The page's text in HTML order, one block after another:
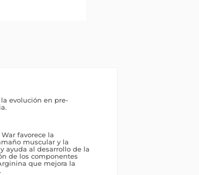
evolución en pre-
favorece la
muscular y la
ayuda al desarrollo de la
de los componentes
que mejora la